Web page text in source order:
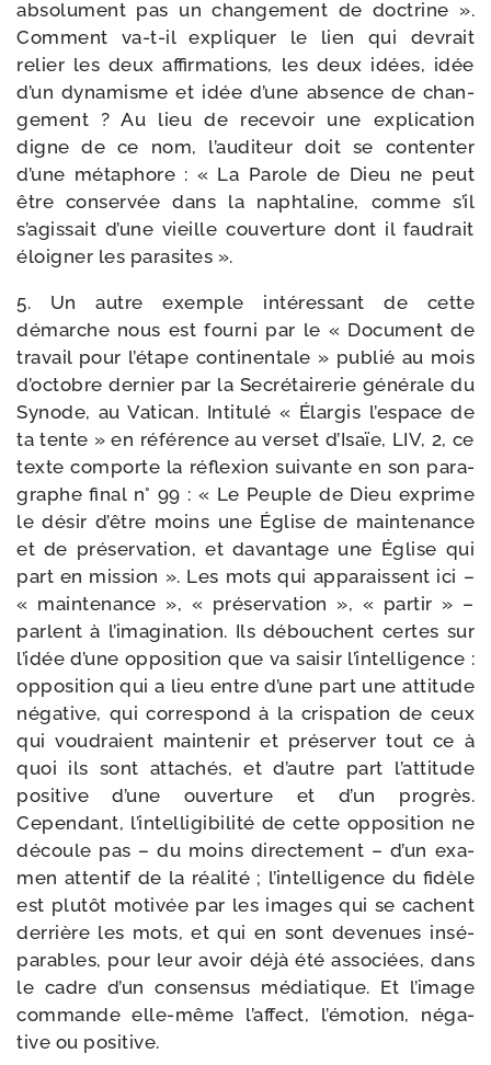
abso­lu­ment pas un chan­ge­ment de doc­trine ».
Comment va-​t-​il expli­quer le lien qui devrait
relier les deux affir­ma­tions, les deux idées, idée
d’un dyna­misme et idée d’une absence de chan­
ge­ment ? Au lieu de rece­voir une expli­ca­tion
digne de ce nom, l’auditeur doit se conten­ter
d’une méta­phore : « La Parole de Dieu ne peut
être conser­vée dans la naph­ta­line, comme s’il
s’agissait d’une vieille cou­ver­ture dont il fau­drait
éloi­gner les parasites ».
5. Un autre exemple inté­res­sant de cette
démarche nous est four­ni par le « Document de
tra­vail pour l’étape conti­nen­tale » publié au mois
d’octobre der­nier par la Secrétairerie géné­rale du
Synode, au Vatican. Intitulé « Élargis l’espace de
ta tente » en réfé­rence au ver­set d’Isaïe, LIV, 2, ce
texte com­porte la réflexion sui­vante en son para­
graphe final n° 99 : « Le Peuple de Dieu exprime
le désir d’être moins une Église de main­te­nance
et de pré­ser­va­tion, et davan­tage une Église qui
part en mis­sion ». Les mots qui appa­raissent ici –
« main­te­nance », « pré­ser­va­tion », « par­tir » –
parlent à l’imagination. Ils débouchent certes sur
l’idée d’une oppo­si­tion que va sai­sir l’intelligence :
oppo­si­tion qui a lieu entre d’une part une atti­tude
néga­tive, qui cor­res­pond à la cris­pa­tion de ceux
qui vou­draient main­te­nir et pré­ser­ver tout ce à
quoi ils sont atta­chés, et d’autre part l’attitude
posi­tive d’une ouver­ture et d’un pro­grès.
Cependant, l’intelligibilité de cette oppo­si­tion ne
découle pas – du moins direc­te­ment – d’un exa­
men atten­tif de la réa­li­té ; l’intelligence du fidèle
est plu­tôt moti­vée par les images qui se cachent
der­rière les mots, et qui en sont deve­nues insé­
pa­rables, pour leur avoir déjà été asso­ciées, dans
le cadre d’un consen­sus média­tique. Et l’image
com­mande elle-​même l’affect, l’émotion, néga­
tive ou positive.